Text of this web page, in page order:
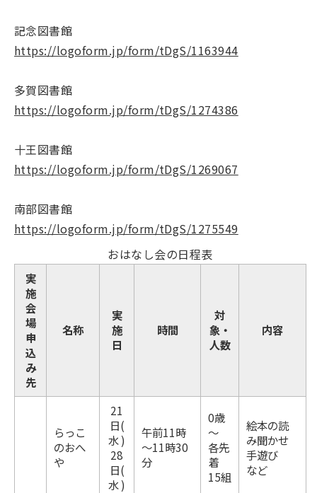
記念図書館
https://logoform.jp/form/tDgS/1163944
多賀図書館
https://logoform.jp/form/tDgS/1274386
十王図書館
https://logoform.jp/form/tDgS/1269067
南部図書館
https://logoform.jp/form/tDgS/1275549
おはなし会の日程表
実
施
会
場
申
込
み
先
名称
実
施
日
時間
対
象・
人数
内容
らっこ
のおへ
や
21
日(
水 )
28
日(
水 )
午前11時
～11時30
分
0歳
～
各先
着
15組
絵本の読
み聞かせ
手遊び
など